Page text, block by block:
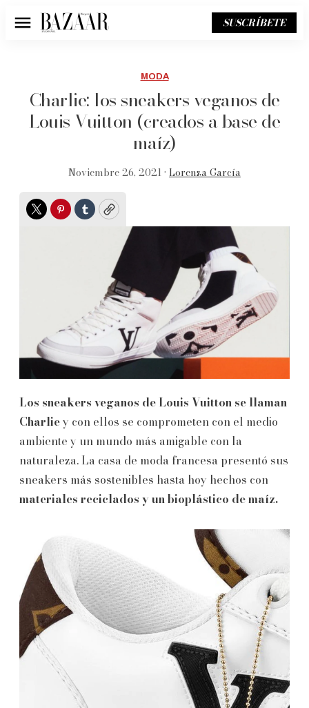
Menú SUSCRÍBETE
MODA
Charlie: los sneakers veganos de
Louis Vuitton (creados a base de
maíz)
Noviembre 26, 2021 • Lorenza García
TwitterPinterest
TumblrCopy
Los sneakers veganos de Louis Vuitton se llaman
Charliey con ellos se comprometen con el medio
ambiente y un mundo más amigable con la
naturaleza. La casa de moda francesa presentó sus
sneakers más sostenibles hasta hoy hechos con
materiales reciclados y un bioplástico de maíz.